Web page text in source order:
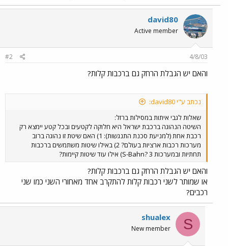
david80
Active member
4/8/03
#2
והאם יש הגבלת הרחק גם ברכבות קלות?
נכתב ע"י david80:
שאלות לגבי איתות במסילות ברזל:
השיטה הנהוגה ברכבת ישראל היא חלוקה לקטעים ובכל קטע יימצא רק
רכבת אחת (למניעת סכנת התנגשות): 1) האם שיטת זו נהוגה ברוב
מערכות רכבות ארציות בעולם? 2) באילו שיטות משתמשים ברכבות
תחתיות ובמערכות S-Bahn? 3) אילו עוד שיטות קיימות?
והאם יש הגבלת הרחק גם ברכבות קלות?
או שמותר לשני רכבות קלות להתקרב אחד מאחורי השני כמו שני
רכבים?
S
shualex
New member